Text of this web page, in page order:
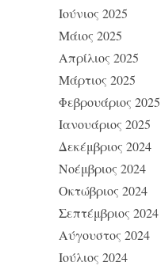
Ιούνιος 2025
Μάιος 2025
Απρίλιος 2025
Μάρτιος 2025
Φεβρουάριος 2025
Ιανουάριος 2025
Δεκέμβριος 2024
Νοέμβριος 2024
Οκτώβριος 2024
Σεπτέμβριος 2024
Αύγουστος 2024
Ιούλιος 2024